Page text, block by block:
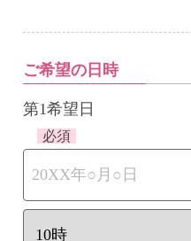
ご希望の日時
第1希望日
必須